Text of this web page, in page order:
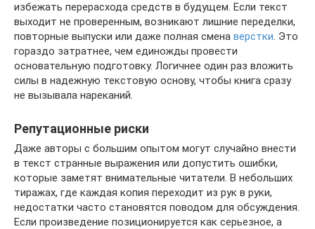
избежать перерасхода средств в будущем. Если текст
выходит не проверенным, возникают лишние переделки,
повторные выпуски или даже полная смена верстки. Это
гораздо затратнее, чем единожды провести
основательную подготовку. Логичнее один раз вложить
силы в надежную текстовую основу, чтобы книга сразу
не вызывала нареканий.
Репутационные риски
Даже авторы с большим опытом могут случайно внести
в текст странные выражения или допустить ошибки,
которые заметят внимательные читатели. В небольших
тиражах, где каждая копия переходит из рук в руки,
недостатки часто становятся поводом для обсуждения.
Если произведение позиционируется как серьезное, а